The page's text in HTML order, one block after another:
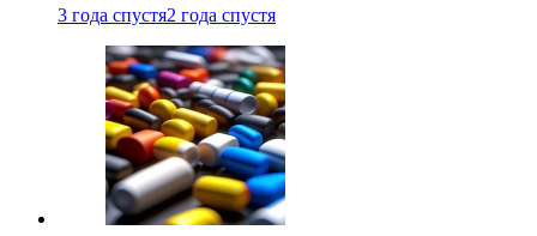
3 года спустя2 года спустя